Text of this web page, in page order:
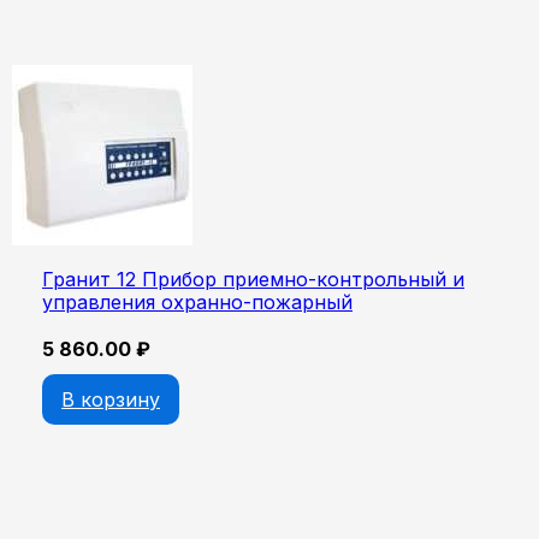
Гранит 12 Прибор приемно-контрольный и
управления охранно-пожарный
5 860.00 ₽
В корзину